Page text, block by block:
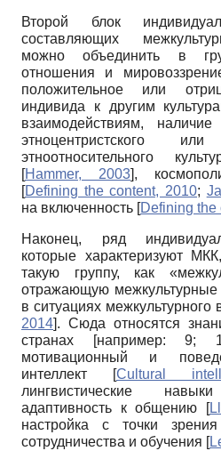
Второй блок
составляющих
можно объединить в
отношения и
положительное или
индивида к другим
взаимодействиям,
этноцентристского
этноотносительного
[Hammer, 2003],
[Defining the content, 2010;
на включенность [Defining the
Наконец, ряд
которые характеризуют
такую группу, как
отражающую межкультурные
в ситуациях межкультурного
2014]. Сюда относятся
странах [например: 9;
мотивационный и
интеллект
[Cultural
лингвистические
адаптивность к общению
[
настройка с точки
сотрудничества и обучения [